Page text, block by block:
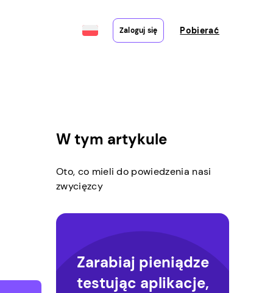
Zaloguj się Pobierać
W tym artykule
Oto, co mieli do powiedzenia nasi
zwycięzcy
Zarabiaj pieniądze
testując aplikacje,